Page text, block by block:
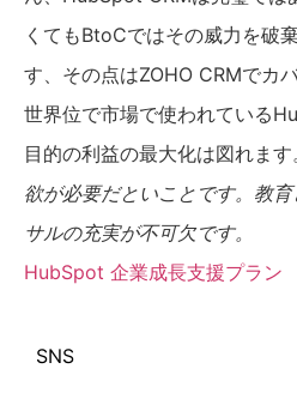
くてもBtoCではその威力を破
す、その点はZOHO CRMでカ
世界位で市場で使われている
目的の利益の最大化は図れます
欲が必要だといことです。教
サルの充実が不可欠です。
HubSpot 企業成長支援プラン
SNS